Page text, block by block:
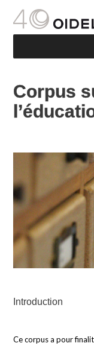
Corpus
Introduction
Ce corpus a pour